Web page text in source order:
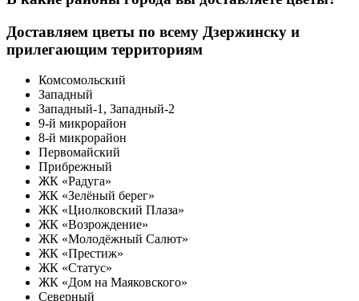
Доставляем цветы по всему Дзержинску и
прилегающим территориям
Комсомольский
Западный
Западный-1, Западный-2
9-й микрорайон
8-й микрорайон
Первомайский
Прибрежный
ЖК «Радуга»
ЖК «Зелёный берег»
ЖК «Циолковский Плаза»
ЖК «Возрождение»
ЖК «Молодёжный Салют»
ЖК «Престиж»
ЖК «Статус»
ЖК «Дом на Маяковского»
Северный